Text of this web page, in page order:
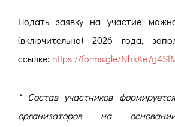
Подать заявку на участие
(включительно) 2026 года,
ссылке: https://forms.gle/
* Состав участников
организаторов на